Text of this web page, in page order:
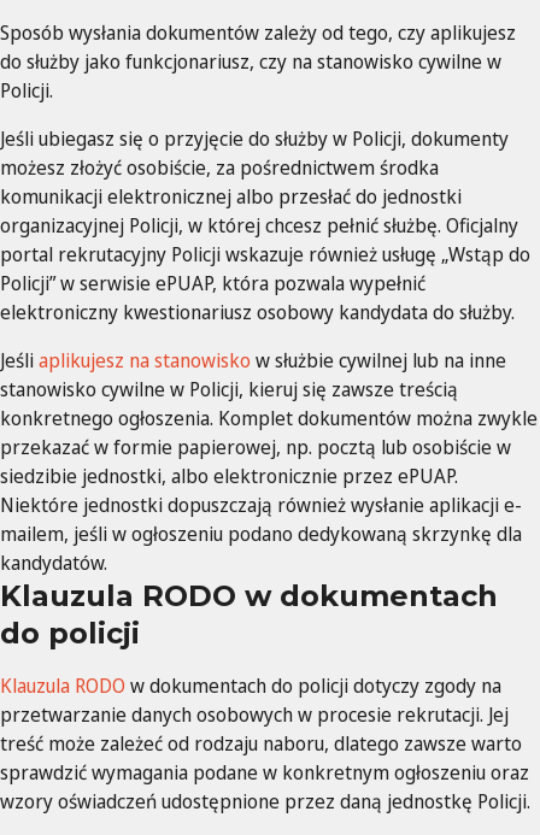
Sposób wysłania dokumentów zależy od tego, czy aplikujesz
do służby jako funkcjonariusz, czy na stanowisko cywilne w
Policji.
Jeśli ubiegasz się o przyjęcie do służby w Policji, dokumenty
możesz złożyć osobiście, za pośrednictwem środka
komunikacji elektronicznej albo przesłać do jednostki
organizacyjnej Policji, w której chcesz pełnić służbę. Oficjalny
portal rekrutacyjny Policji wskazuje również usługę „Wstąp do
Policji” w serwisie ePUAP, która pozwala wypełnić
elektroniczny kwestionariusz osobowy kandydata do służby.
Jeśliaplikujesz na stanowisko w służbie cywilnej lub na inne
stanowisko cywilne w Policji, kieruj się zawsze treścią
konkretnego ogłoszenia. Komplet dokumentów można zwykle
przekazać w formie papierowej, np. pocztą lub osobiście w
siedzibie jednostki, albo elektronicznie przez ePUAP.
Niektóre jednostki dopuszczają również wysłanie aplikacji e-
mailem, jeśli w ogłoszeniu podano dedykowaną skrzynkę dla
kandydatów.
Klauzula RODO w dokumentach
do policji
Klauzula RODO w dokumentach do policji dotyczy zgody na
przetwarzanie danych osobowych w procesie rekrutacji. Jej
treść może zależeć od rodzaju naboru, dlatego zawsze warto
sprawdzić wymagania podane w konkretnym ogłoszeniu oraz
wzory oświadczeń udostępnione przez daną jednostkę Policji.